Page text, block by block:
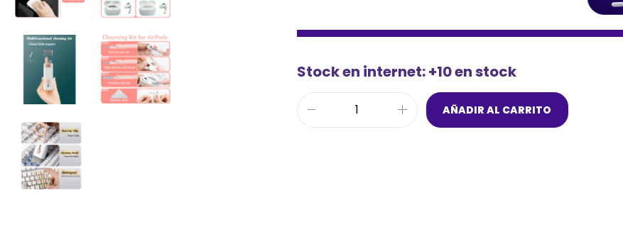
Stock en internet: +10 en stock
AÑADIR AL CARRITO